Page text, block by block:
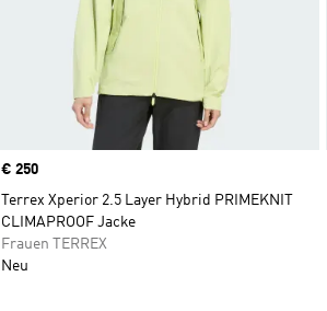
Price
€ 250
Terrex Xperior 2.5 Layer Hybrid PRIMEKNIT
CLIMAPROOF Jacke
Frauen TERREX
Neu